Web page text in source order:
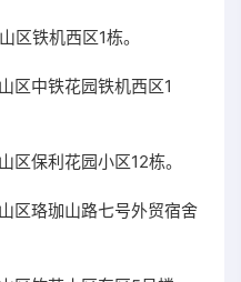
区铁机西区1栋。
区中铁花园铁机西区1
区保利花园小区12栋。
区珞珈山路七号外贸宿舍